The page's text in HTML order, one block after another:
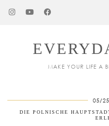
MAKE YOUR LIFE A
05/
DIE POLNISCHE